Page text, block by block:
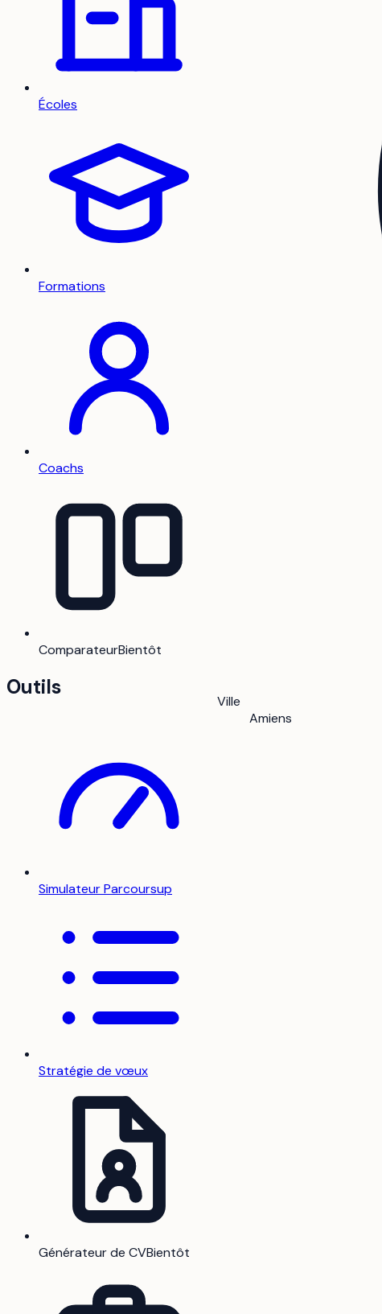
Écoles
Formations
Coachs
ComparateurBientôt
Outils
Simulateur Parcoursup
Stratégie de vœux
Générateur de CVBientôt
Ville
Amiens